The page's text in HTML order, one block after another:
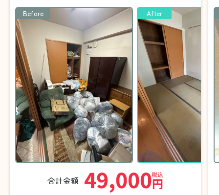
Before After
合計金額 49,000円
税込